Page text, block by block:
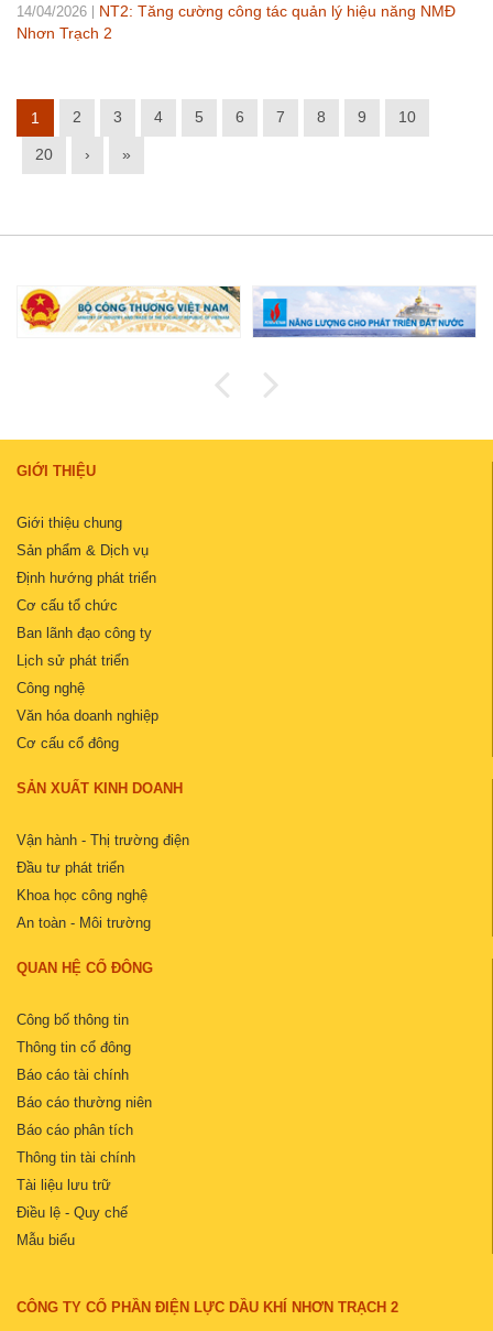
14/04/2026
NT2: Tăng cường công tác quản lý hiệu năng NMĐ
Nhơn Trạch 2
1 2 3 4 5 6 7 8 9 10
20 › »
GIỚI THIỆU
Giới thiệu chung
Sản phẩm & Dịch vụ
Định hướng phát triển
Cơ cấu tổ chức
Ban lãnh đạo công ty
Lịch sử phát triển
Công nghệ
Văn hóa doanh nghiệp
Cơ cấu cổ đông
SẢN XUẤT KINH DOANH
Vận hành - Thị trường điện
Đầu tư phát triển
Khoa học công nghệ
An toàn - Môi trường
QUAN HỆ CỔ ĐÔNG
Công bố thông tin
Thông tin cổ đông
Báo cáo tài chính
Báo cáo thường niên
Báo cáo phân tích
Thông tin tài chính
Tài liệu lưu trữ
Điều lệ - Quy chế
Mẫu biểu
CÔNG TY CỔ PHẦN ĐIỆN LỰC DẦU KHÍ NHƠN TRẠCH 2